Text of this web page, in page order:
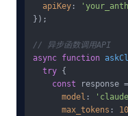
apiKey :
});
// 异步函数调用API
async function
try {
const response =
model :
max_tokens :